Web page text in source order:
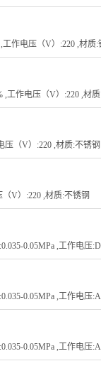
,工作电压（V）:220 ,材
,工作电压（V）:220 ,
压（V）:220 ,材质:不锈钢
V）:220 ,材质:不锈钢
0.05MPa ,工作电压
0.05MPa ,工作电压
0.05MPa ,工作电压